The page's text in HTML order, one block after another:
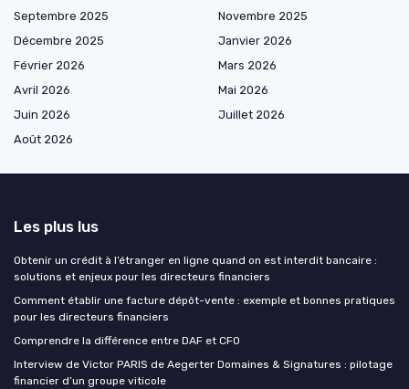
Septembre 2025
Novembre 2025
Décembre 2025
Janvier 2026
Février 2026
Mars 2026
Avril 2026
Mai 2026
Juin 2026
Juillet 2026
Août 2026
Les plus lus
Obtenir un crédit à l’étranger en ligne quand on est interdit bancaire :
solutions et enjeux pour les directeurs financiers
Comment établir une facture dépôt-vente : exemple et bonnes pratiques
pour les directeurs financiers
Comprendre la différence entre DAF et CFO
Interview de Victor PARIS de Aegerter Domaines & Signatures : pilotage
financier d’un groupe viticole